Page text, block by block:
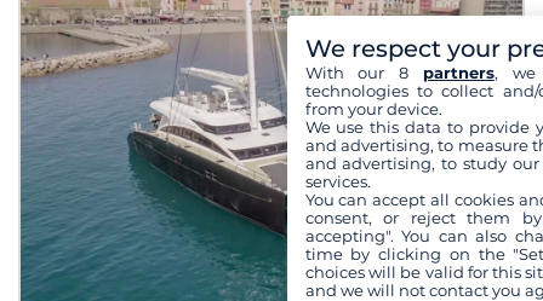
We respect your
With our 8 partners, we
technologies to collect
from your device.
We use this data to provide
and advertising, to measure
and advertising, to study
services.
You can accept all cookies
consent, or reject them
accepting". You can also
time by clicking on the
choices will be valid for this
and we will not contact you